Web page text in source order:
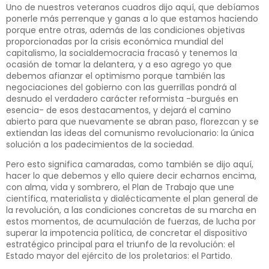
Uno de nuestros veteranos cuadros dijo aquí, que debíamos
ponerle más perrenque y ganas a lo que estamos haciendo
porque entre otras, además de las condiciones objetivas
proporcionadas por la crisis económica mundial del
capitalismo, la socialdemocracia fracasó y tenemos la
ocasión de tomar la delantera, y a eso agrego yo que
debemos afianzar el optimismo porque también las
negociaciones del gobierno con las guerrillas pondrá al
desnudo el verdadero carácter reformista -burgués en
esencia- de esos destacamentos, y dejará el camino
abierto para que nuevamente se abran paso, florezcan y se
extiendan las ideas del comunismo revolucionario: la única
solución a los padecimientos de la sociedad.
Pero esto significa camaradas, como también se dijo aquí,
hacer lo que debemos y ello quiere decir echarnos encima,
con alma, vida y sombrero, el Plan de Trabajo que une
científica, materialista y dialécticamente el plan general de
la revolución, a las condiciones concretas de su marcha en
estos momentos, de acumulación de fuerzas, de lucha por
superar la impotencia política, de concretar el dispositivo
estratégico principal para el triunfo de la revolución: el
Estado mayor del ejército de los proletarios: el Partido.